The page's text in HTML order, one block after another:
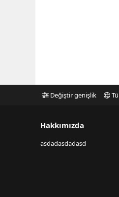
Değiştir genişlik
Hakkımızda
asdadasdadasd